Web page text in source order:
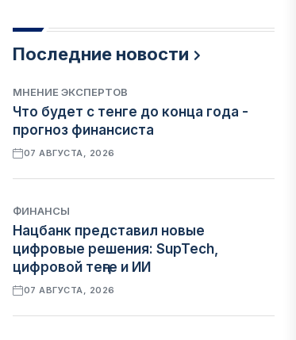
Последние новости
МНЕНИЕ ЭКСПЕРТОВ
Что будет с тенге до конца года -
прогноз финансиста
07 АВГУСТА, 2026
ФИНАНСЫ
Нацбанк представил новые
цифровые решения: SupTech,
цифровой теңге и ИИ
07 АВГУСТА, 2026